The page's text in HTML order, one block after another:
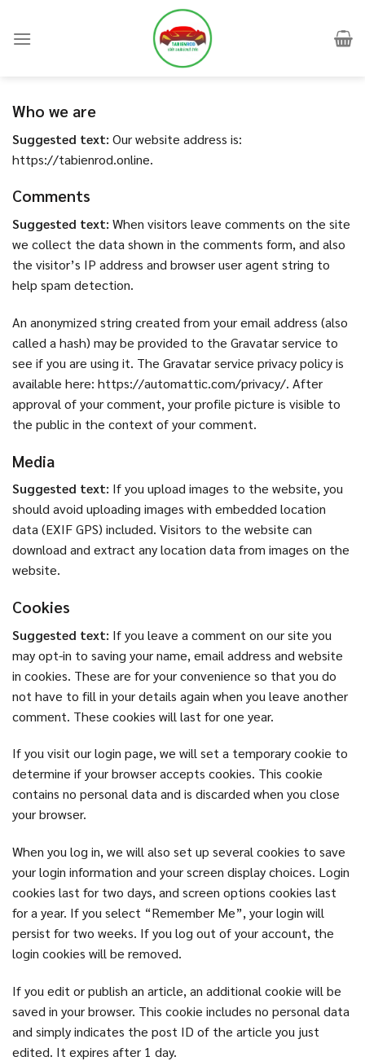
content
Who we are
Suggested text: Our website address is:
https://tabienrod.online.
Comments
Suggested text: When visitors leave comments on the site
we collect the data shown in the comments form, and also
the visitor’s IP address and browser user agent string to
help spam detection.
An anonymized string created from your email address (also
called a hash) may be provided to the Gravatar service to
see if you are using it. The Gravatar service privacy policy is
available here: https://automattic.com/privacy/. After
approval of your comment, your profile picture is visible to
the public in the context of your comment.
Media
Suggested text: If you upload images to the website, you
should avoid uploading images with embedded location
data (EXIF GPS) included. Visitors to the website can
download and extract any location data from images on the
website.
Cookies
Suggested text: If you leave a comment on our site you
may opt-in to saving your name, email address and website
in cookies. These are for your convenience so that you do
not have to fill in your details again when you leave another
comment. These cookies will last for one year.
If you visit our login page, we will set a temporary cookie to
determine if your browser accepts cookies. This cookie
contains no personal data and is discarded when you close
your browser.
When you log in, we will also set up several cookies to save
your login information and your screen display choices. Login
cookies last for two days, and screen options cookies last
for a year. If you select “Remember Me”, your login will
persist for two weeks. If you log out of your account, the
login cookies will be removed.
If you edit or publish an article, an additional cookie will be
saved in your browser. This cookie includes no personal data
and simply indicates the post ID of the article you just
edited. It expires after 1 day.